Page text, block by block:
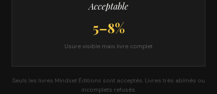
Acceptable
5–8%
Usure visible mais livre complet
Seuls les livres Mindset Éditions sont acceptés. Livres très abîmés ou
incomplets refusés.